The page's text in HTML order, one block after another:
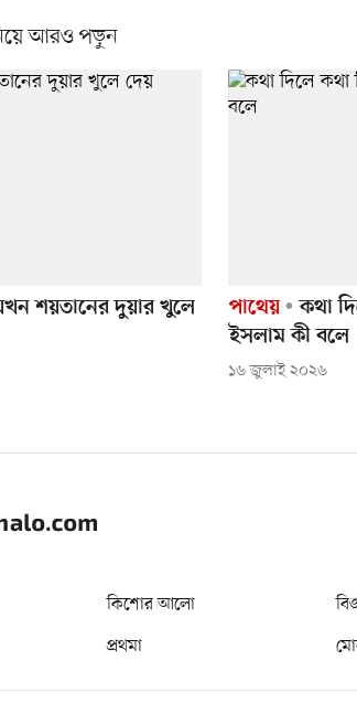
আরও পড়ুন
শয়তানের দুয়ার খুলে
পাথেয়
কথা
ইসলাম কী বলে
১৬ জুলাই ২০২৬
কিশোর আলো
প্রথমা